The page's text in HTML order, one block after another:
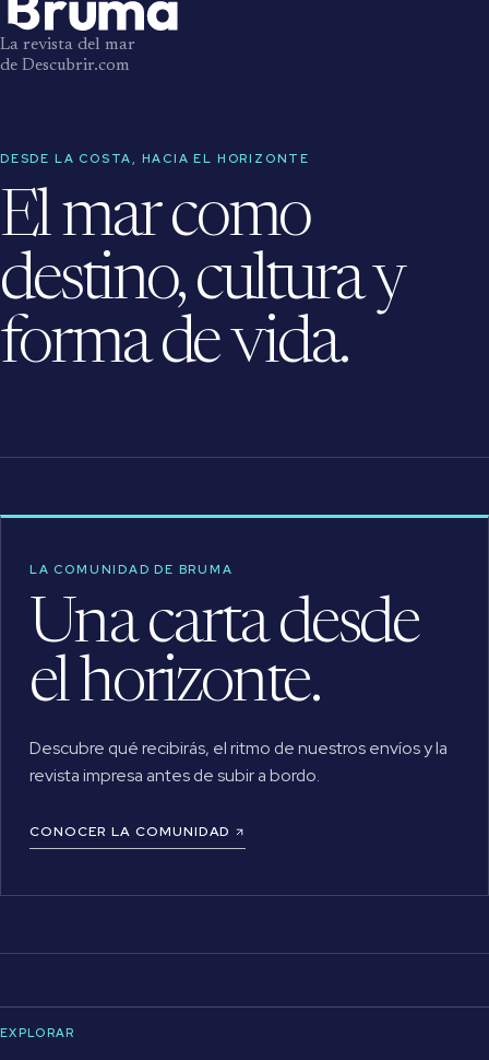
La revista del mar
de Descubrir.com
DESDE LA COSTA, HACIA EL HORIZONTE
El mar como
destino, cultura y
forma de vida.
LA COMUNIDAD DE BRUMA
Una carta desde
el horizonte.
Descubre qué recibirás, el ritmo de nuestros envíos y la
revista impresa antes de subir a bordo.
CONOCER LA COMUNIDAD
EXPLORAR